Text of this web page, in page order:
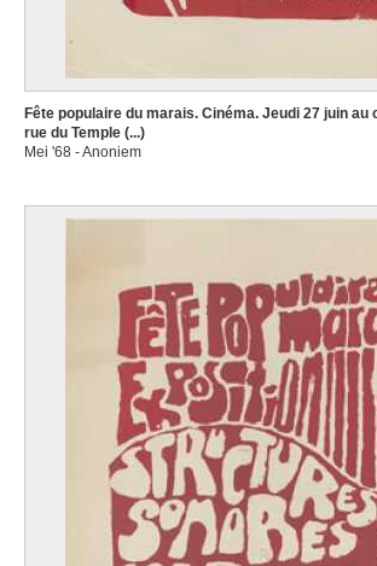
Fête populaire du marais. Cinéma. Jeudi 27 juin au
rue du Temple (...)
Mei '68 - Anoniem